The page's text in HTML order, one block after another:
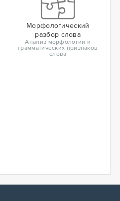
Морфологический
разбор слова
Анализ морфологии и
грамматических признаков
слова